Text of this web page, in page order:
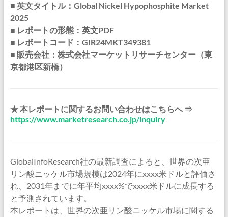
■ 英文タイトル：Global Nickel Hypophosphite Market
2025
■ レポートの形態：英文PDF
■ レポートコード：GIR24MKT349381
■ 販売会社：株式会社マーケットリサーチセンター（東
京都港区新橋）
★ 本レポートに関するお問い合わせはこちらへ ⇒
https://www.marketresearch.co.jp/inquiry
GlobalInfoResearch社の最新調査によると、世界の次亜
リン酸ニッケル市場規模は2024年にxxxx米ドルと評価さ
れ、2031年までに年平均xxxx%でxxxx米ドルに成長する
と予測されています。
本レポートは、世界の次亜リン酸ニッケル市場に関する